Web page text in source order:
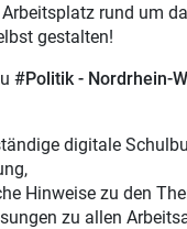
rund um
gestalten!
#Politik - Nordrhein-
digitale
Hinweise zu den
zu allen